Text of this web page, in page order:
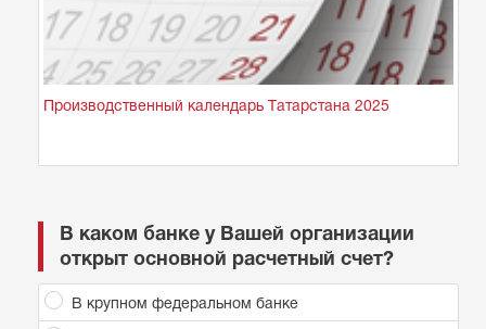
Производственный календарь Татарстана 2025
В каком банке у Вашей организации
открыт основной расчетный счет?
В крупном федеральном банке